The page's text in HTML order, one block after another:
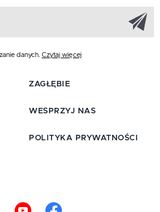
danych. Czytaj więcej
ZAGŁĘBIE
WESPRZYJ NAS
POLITYKA PRYWATNOŚCI